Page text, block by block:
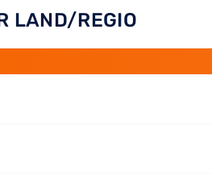
LAND/REGIO